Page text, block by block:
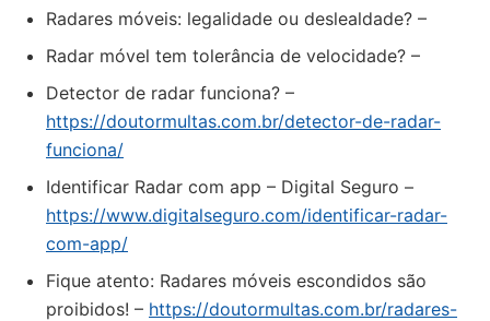
Radares móveis: legalidade ou deslealdade? –
Radar móvel tem tolerância de velocidade? –
Detector de radar funciona? –
https://doutormultas.com.br/detector-de-radar-
funciona/
Identificar Radar com app – Digital Seguro –
https://www.digitalseguro.com/identificar-radar-
com-app/
Fique atento: Radares móveis escondidos são
proibidos! – https://doutormultas.com.br/radares-